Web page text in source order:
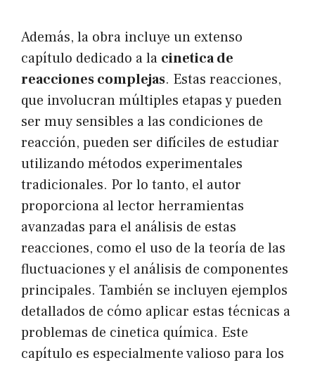
Además, la obra incluye un extenso
capítulo dedicado a la cinetica de
reacciones complejas. Estas reacciones,
que involucran múltiples etapas y pueden
ser muy sensibles a las condiciones de
reacción, pueden ser difíciles de estudiar
utilizando métodos experimentales
tradicionales. Por lo tanto, el autor
proporciona al lector herramientas
avanzadas para el análisis de estas
reacciones, como el uso de la teoría de las
fluctuaciones y el análisis de componentes
principales. También se incluyen ejemplos
detallados de cómo aplicar estas técnicas a
problemas de cinetica química. Este
capítulo es especialmente valioso para los